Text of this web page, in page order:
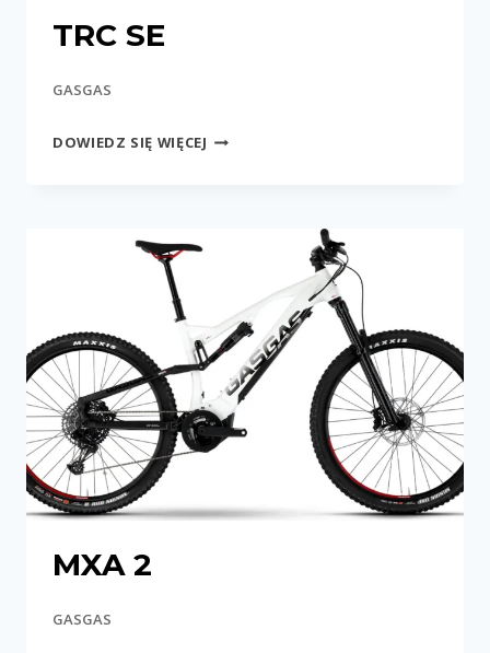
TRC SE
GASGAS
DOWIEDZ SIĘ WIĘCEJ TRC
MXA 2
GASGAS